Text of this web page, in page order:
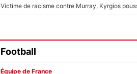
Football
Équipe de France